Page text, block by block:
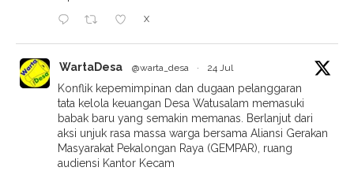
X
WartaDesa @warta_desa · 24 Jul
Konflik kepemimpinan dan dugaan pelanggaran
tata kelola keuangan Desa Watusalam memasuki
babak baru yang semakin memanas. Berlanjut dari
aksi unjuk rasa massa warga bersama Aliansi Gerakan
Masyarakat Pekalongan Raya (GEMPAR), ruang
audiensi Kantor Kecam